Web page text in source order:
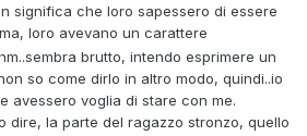
significa che loro sapessero di essere
loro avevano un carattere
brutto, intendo esprimere un
so come dirlo in altro modo, quindi..io
avessero voglia di stare con me.
dire, la parte del ragazzo stronzo, quello